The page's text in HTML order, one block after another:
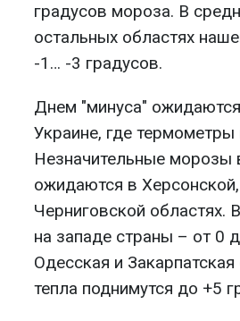
градусов мороза. В
остальных областях
-1… -3 градусов.
Днем "минуса"
Украине, где
Незначительные морозы
ожидаются в
Черниговской областях.
на западе страны – от 0
Одесская и
тепла поднимутся до +5